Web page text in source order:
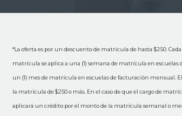
*La oferta es por un descuento de matrícula de hasta $250.
matrícula se aplica a una (1) semana de matrícula en escuelas
un (1) mes de matrícula en escuelas de facturación mensual. El
la matrícula de $250 o más. En el caso de que el cargo de
aplicará un crédito por el monto de la matrícula semanal o